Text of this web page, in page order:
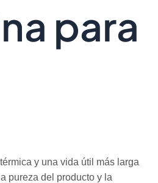
para
y una vida útil más larga
pureza del producto y la